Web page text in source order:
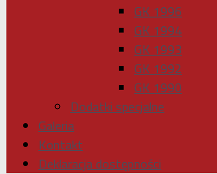
GK 1996
GK 1994
GK 1993
GK 1992
GK 1990
Dodatki specjalne
Galeria
Kontakt
Deklaracja dostępności